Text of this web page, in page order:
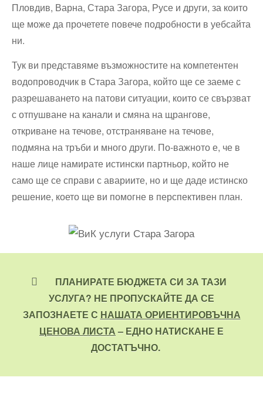
Пловдив, Варна, Стара Загора, Русе и други, за които
ще може да прочетете повече подробности в уебсайта
ни.
Тук ви представяме възможностите на компетентен
водопроводчик в Стара Загора, който ще се заеме с
разрешаването на патови ситуации, които се свързват
с отпушване на канали и смяна на щрангове,
откриване на течове, отстраняване на течове,
подмяна на тръби и много други. По-важното е, че в
наше лице намирате истински партньор, който не
само ще се справи с авариите, но и ще даде истинско
решение, което ще ви помогне в перспективен план.
ПЛАНИРАТЕ БЮДЖЕТА СИ ЗА ТАЗИ
УСЛУГА? НЕ ПРОПУСКАЙТЕ ДА СЕ
ЗАПОЗНАЕТЕ С НАШАТА ОРИЕНТИРОВЪЧНА
ЦЕНОВА ЛИСТА– ЕДНО НАТИСКАНЕ Е
ДОСТАТЪЧНО.